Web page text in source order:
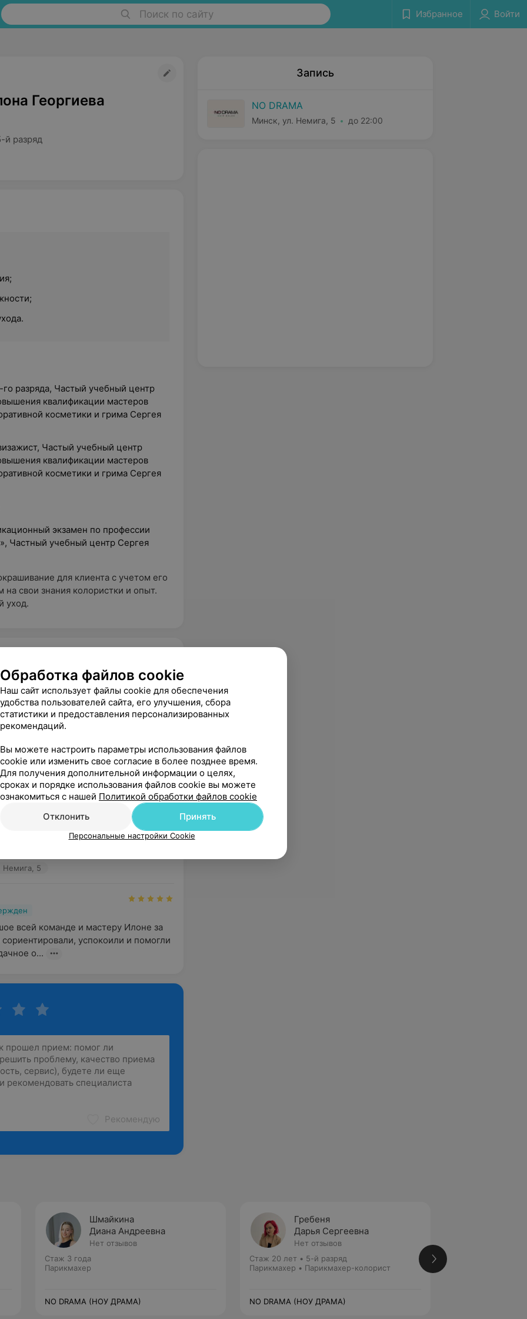
Поиск по сайту Избранное Войти
Георгиева
разряд
разряда, Частый учебный центр
квалификации мастеров
косметики и грима Сергея
Частый учебный центр
квалификации мастеров
косметики и грима Сергея
экзамен по профессии
Частный учебный центр Сергея
для клиента с учетом его
на свои знания колористки и опыт.
уход.
Рекомендую
послевкусие :)
Илоны, чувствуется , что
дела! Смешала 5 тонов,...
Немига, 5
шикарное окрашивание! Спасибо
за старание над моим новым имиджем
Немига, 5
всей команде и мастеру Илоне за
успокоили и помогли
о...
Рекомендую
Запись
NO DRAMA
Минск, ул. Немига, 5 до 22:00
Шмайкина
Диана Андреевна
Нет отзывов
Стаж 3 года
Парикмахер
NO DRAMA (НОУ ДРАМА)
Гребеня
Дарья Сергеевна
Нет отзывов
Стаж 20 лет • 5-й разряд
Парикмахер • Парикмахер-колорист
NO DRAMA (НОУ ДРАМА)
Обработка файлов cookie
Наш сайт использует файлы cookie для обеспечения
удобства пользователей сайта, его улучшения, сбора
статистики и предоставления персонализированных
рекомендаций.
Вы можете настроить параметры использования файлов
cookie или изменить свое согласие в более позднее время.
Для получения дополнительной информации о целях,
сроках и порядке использования файлов cookie вы можете
ознакомиться с нашей Политикой обработки файлов cookie
Отклонить
Принять
Персональные настройки Cookie